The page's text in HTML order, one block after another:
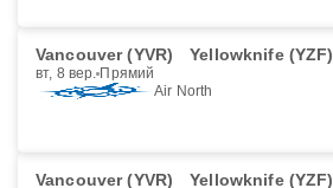
Vancouver (YVR) Yellowknife (YZF)
вт, 8 вер. Прямий
Air North
Vancouver (YVR) Yellowknife (YZF)